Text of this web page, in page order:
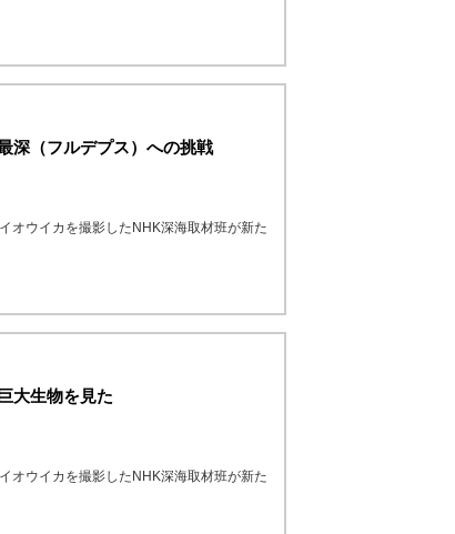
深（フルデプス）への挑戦
オウイカを撮影したNHK深海取材班が新た
大生物を見た
オウイカを撮影したNHK深海取材班が新た